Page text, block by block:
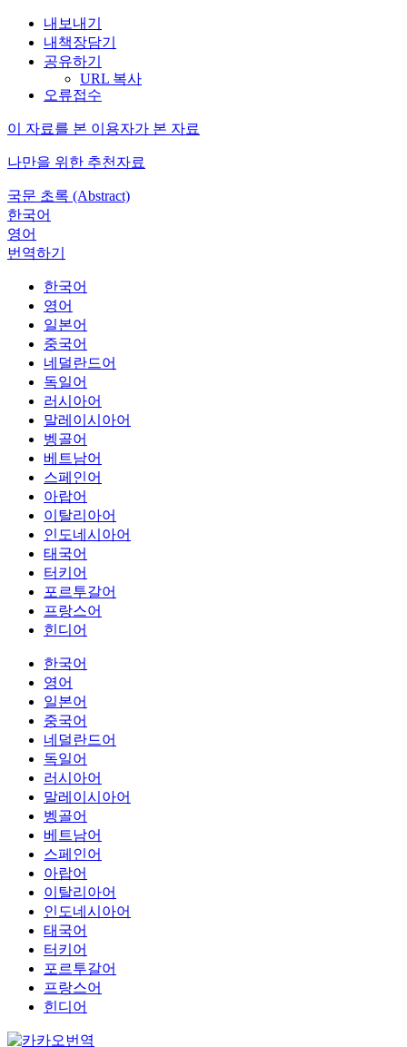
내보내기
내책장담기
공유하기
URL 복사
오류접수
이 자료를 본 이용자가 본 자료
나만을 위한 추천자료
국문 초록 (Abstract)
한국어
영어
번역하기
한국어
영어
일본어
중국어
네덜란드어
독일어
러시아어
말레이시아어
벵골어
베트남어
스페인어
아랍어
이탈리아어
인도네시아어
태국어
터키어
포르투갈어
프랑스어
힌디어
한국어
영어
일본어
중국어
네덜란드어
독일어
러시아어
말레이시아어
벵골어
베트남어
스페인어
아랍어
이탈리아어
인도네시아어
태국어
터키어
포르투갈어
프랑스어
힌디어